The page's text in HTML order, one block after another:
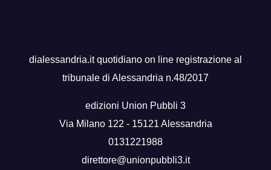
dialessandria.it quotidiano on line registrazione al
tribunale di Alessandria n.48/2017
edizioni Union Pubbli 3
Via Milano 122 - 15121 Alessandria
0131221988
direttore@unionpubbli3.it